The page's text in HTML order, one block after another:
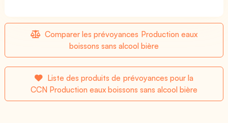
Comparer les prévoyances Production eaux
boissons sans alcool bière
Liste des produits de prévoyances pour la
CCN Production eaux boissons sans alcool bière